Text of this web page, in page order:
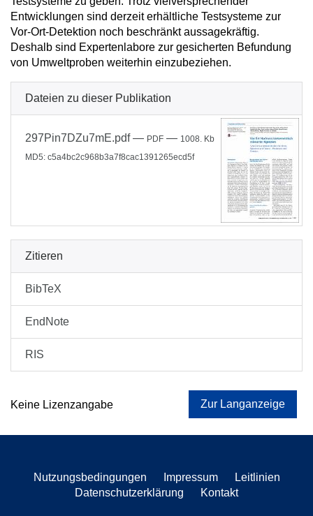
Entwicklungen sind derzeit erhältliche Testsysteme zur
Vor-Ort-Detektion noch beschränkt aussagekräftig.
Deshalb sind Expertenlabore zur gesicherten Befundung
von Umweltproben weiterhin einzubeziehen.
Dateien zu dieser Publikation
297Pin7DZu7mE.pdf— PDF — 1008. Kb
MD5: c5a4bc2c968b3a7f8cac1391265ecd5f
Zitieren
BibTeX
EndNote
RIS
Keine Lizenzangabe Zur Langanzeige
Nutzungsbedingungen Impressum
Leitlinien
Datenschutzerklärung
Kontakt